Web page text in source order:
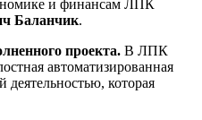
и финансам ЛПК
Баланчик.
проекта. В ЛПК
автоматизированная
деятельностью, которая